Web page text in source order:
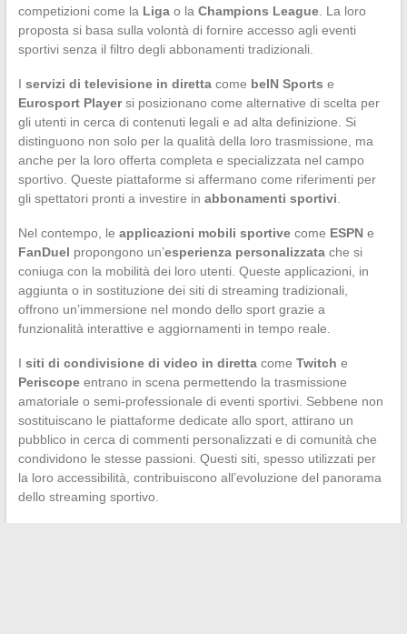
competizioni come la Ligao la Champions League. La loro
proposta si basa sulla volontà di fornire accesso agli eventi
sportivi senza il filtro degli abbonamenti tradizionali.
I servizi di televisione in direttacome beIN Sports e
Eurosport Playersi posizionano come alternative di scelta per
gli utenti in cerca di contenuti legali e ad alta definizione. Si
distinguono non solo per la qualità della loro trasmissione, ma
anche per la loro offerta completa e specializzata nel campo
sportivo. Queste piattaforme si affermano come riferimenti per
gli spettatori pronti a investire in abbonamenti sportivi
Nel contempo, le applicazioni mobili sportivecome ESPNe
FanDuel propongono un’esperienza personalizzatache si
coniuga con la mobilità dei loro utenti. Queste applicazioni, in
aggiunta o in sostituzione dei siti di streaming tradizionali,
offrono un’immersione nel mondo dello sport grazie a
funzionalità interattive e aggiornamenti in tempo reale.
I siti di condivisione di video in direttacome Twitch e
Periscopeentrano in scena permettendo la trasmissione
amatoriale o semi-professionale di eventi sportivi. Sebbene non
sostituiscano le piattaforme dedicate allo sport, attirano un
pubblico in cerca di commenti personalizzati e di comunità che
condividono le stesse passioni. Questi siti, spesso utilizzati per
la loro accessibilità, contribuiscono all’evoluzione del panorama
dello streaming sportivo.